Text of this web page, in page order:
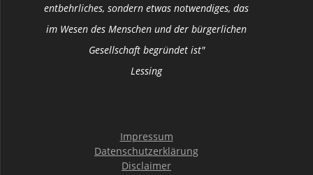
entbehrliches, sondern etwas notwendiges, das
im Wesen des Menschen und der bürgerlichen
Gesellschaft begründet ist"
Lessing
Impressum
Datenschutzerklärung
Disclaimer